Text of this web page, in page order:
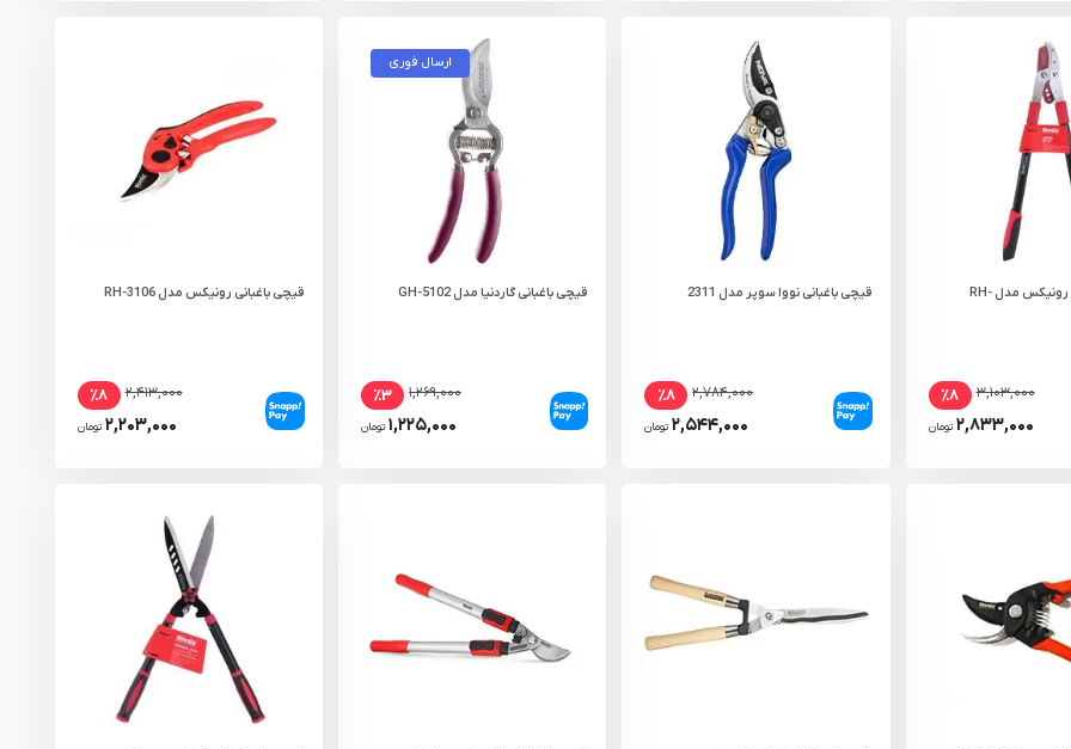
قیچی شاخه زن رونیکس مدل RH-
۳,۱۰۳,۰۰۰ ٪۸
۲,۸۳۳,۰۰۰ تومان
قیچی باغبانی نووا سوپر مدل 2311
۲,۷۸۴,۰۰۰ ٪۸
۲,۵۴۴,۰۰۰ تومان
ارسال فوری
قیچی باغبانی گاردنیا مدل GH-5102
۱,۲۶۹,۰۰۰ ٪۳
۱,۲۲۵,۰۰۰ تومان
قیچی باغبانی رونیکس مدل RH-3106
۲,۴۱۳,۰۰۰ ٪۸
۲,۲۰۳,۰۰۰ تومان